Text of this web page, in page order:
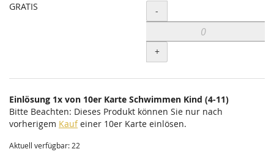
GRATIS Menge
-
+
Einlösung 1x von 10er Karte Schwimmen Kind (4-11)
Bitte Beachten: Dieses Produkt können Sie nur nach
vorherigem Kaufeiner 10er Karte einlösen.
Aktuell verfügbar: 22